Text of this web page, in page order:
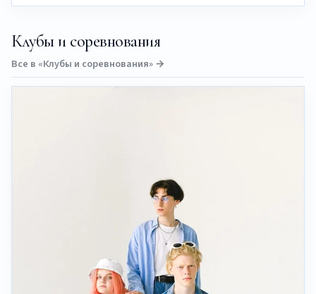
Клубы и соревнования
Все в «Клубы и соревнования» →